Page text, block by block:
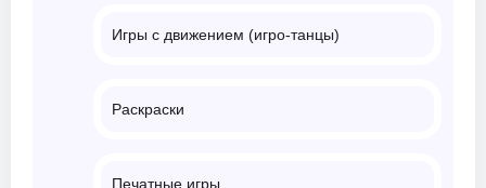
Игры с движением (игро-танцы)
Раскраски
Печатные игры